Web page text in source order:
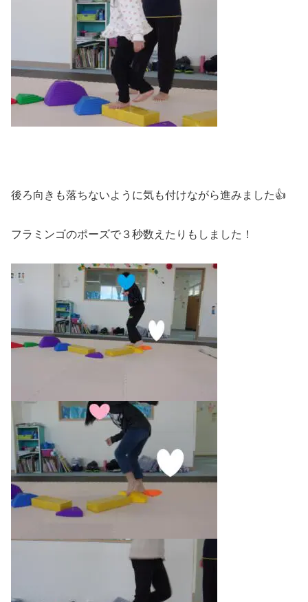
後ろ向きも落ちないように気も付けながら進みました👍
フラミンゴのポーズで３秒数えたりもしました！